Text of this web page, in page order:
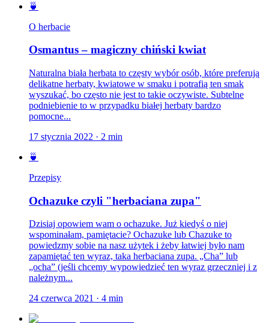
🍵
O herbacie
Osmantus – magiczny chiński kwiat
Naturalna biała herbata to częsty wybór osób, które preferują
delikatne herbaty, kwiatowe w smaku i potrafią ten smak
wyszukać, bo często nie jest to takie oczywiste. Subtelne
podniebienie to w przypadku białej herbaty bardzo
pomocne...
17 stycznia 2022 · 2 min
🍵
Przepisy
Ochazuke czyli "herbaciana zupa"
Dzisiaj opowiem wam o ochazuke. Już kiedyś o niej
wspominałam, pamiętacie? Ochazuke lub Chazuke to
powiedzmy sobie na nasz użytek i żeby łatwiej było nam
zapamiętać ten wyraz, taka herbaciana zupa. „Cha” lub
„ocha” (jeśli chcemy wypowiedzieć ten wyraz grzeczniej i z
należnym...
24 czerwca 2021 · 4 min